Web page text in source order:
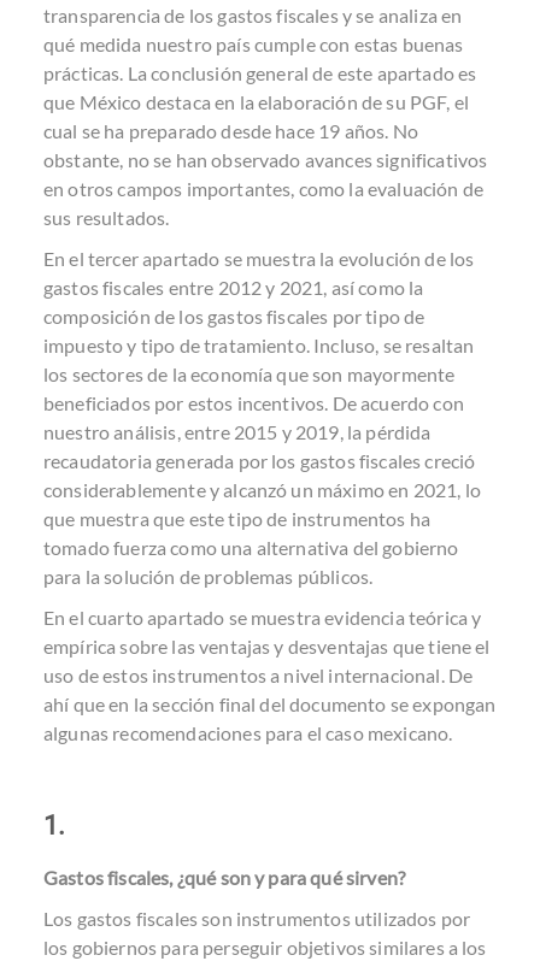
transparencia de los gastos fiscales y se analiza en
qué medida nuestro país cumple con estas buenas
prácticas. La conclusión general de este apartado es
que México destaca en la elaboración de su PGF, el
cual se ha preparado desde hace 19 años. No
obstante, no se han observado avances significativos
en otros campos importantes, como la evaluación de
sus resultados.
En el tercer apartado se muestra la evolución de los
gastos fiscales entre 2012 y 2021, así como la
composición de los gastos fiscales por tipo de
impuesto y tipo de tratamiento. Incluso, se resaltan
los sectores de la economía que son mayormente
beneficiados por estos incentivos. De acuerdo con
nuestro análisis, entre 2015 y 2019, la pérdida
recaudatoria generada por los gastos fiscales creció
considerablemente y alcanzó un máximo en 2021, lo
que muestra que este tipo de instrumentos ha
tomado fuerza como una alternativa del gobierno
para la solución de problemas públicos.
En el cuarto apartado se muestra evidencia teórica y
empírica sobre las ventajas y desventajas que tiene el
uso de estos instrumentos a nivel internacional. De
ahí que en la sección final del documento se expongan
algunas recomendaciones para el caso mexicano.
1.
Gastos fiscales, ¿qué son y para qué sirven?
Los gastos fiscales son instrumentos utilizados por
los gobiernos para perseguir objetivos similares a los